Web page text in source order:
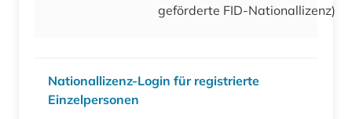
geförderte FID-Nationallizenz)
Nationallizenz-Login für registrierte
Einzelpersonen